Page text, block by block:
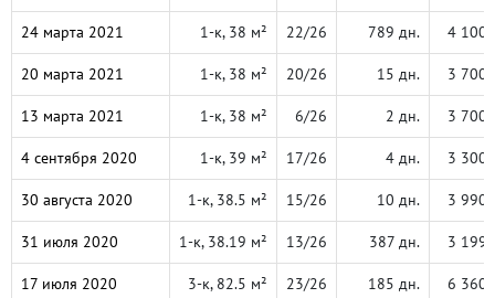
24 марта 2021 1-к, 38 м² 22/26 789 дн. 4 100
20 марта 2021 1-к, 38 м² 20/26 15 дн. 3 700
13 марта 2021 1-к, 38 м² 6/26 2 дн. 3 700
4 сентября 2020 1-к, 39 м² 17/26 4 дн. 3 300
30 августа 2020 1-к, 38.5 м² 15/26 10 дн. 3 990
31 июля 2020 1-к, 38.19 м² 13/26 387 дн. 3 199
17 июля 2020 3-к, 82.5 м² 23/26 185 дн. 6 360